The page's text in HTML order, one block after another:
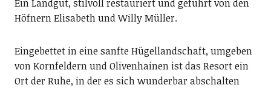
Ein Landgut, stilvoll restauriert und geführt von den
Höfnern Elisabeth und Willy Müller.
Eingebettet in eine sanfte Hügellandschaft, umgeben
von Kornfeldern und Olivenhainen ist das Resort ein
Ort der Ruhe, in der es sich wunderbar abschalten